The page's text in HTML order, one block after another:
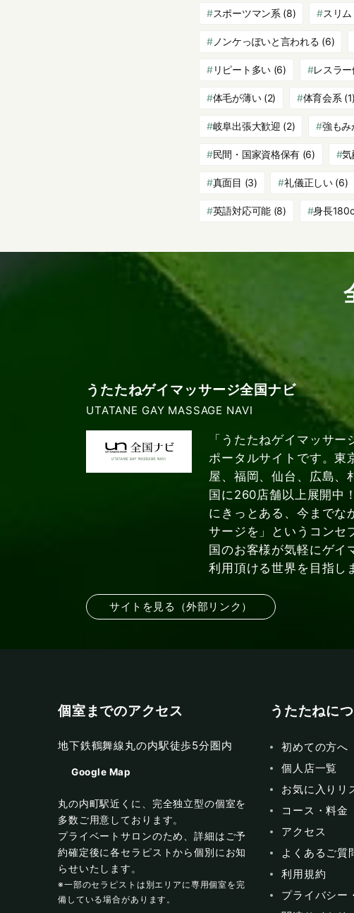
スポーツマン系 (8) スリム
ノンケっぽいと言われる (6)
リピート多い(6) レスラー
体毛が薄い(2) 体育会系 (1)
岐阜出張大歓迎 (2) 強もみ
民間・国家資格保有 (6) 気
真面目 (3) 礼儀正しい(6)
英語対応可能(8) 身長
うたたねゲイマッサージ全国ナビ
UTATANE GAY MASSAGE NAVI
「うたたねゲイマッサー
ポータルサイトです。東
屋、福岡、仙台、広島、
国に260店舗以上展開中
にきっとある、今までな
サージを」というコンセ
国のお客様が気軽にゲイ
利用頂ける世界を目指し
サイトを見る（外部リンク）
個室までのアクセス
地下鉄鶴舞線丸の内駅徒歩5分圏内
Google Map
丸の内町駅近くに、完全独立型の個室を
多数ご用意しております。
プライベートサロンのため、詳細はご予
約確定後に各セラピストから個別にお知
らせいたします。
※一部のセラピストは別エリアに専用個室を完
備している場合があります。
うたたねに
初めての方へ
個人店一覧
お気に入りリ
コース・料金
アクセス
よくあるご質
利用規約
プライバシー